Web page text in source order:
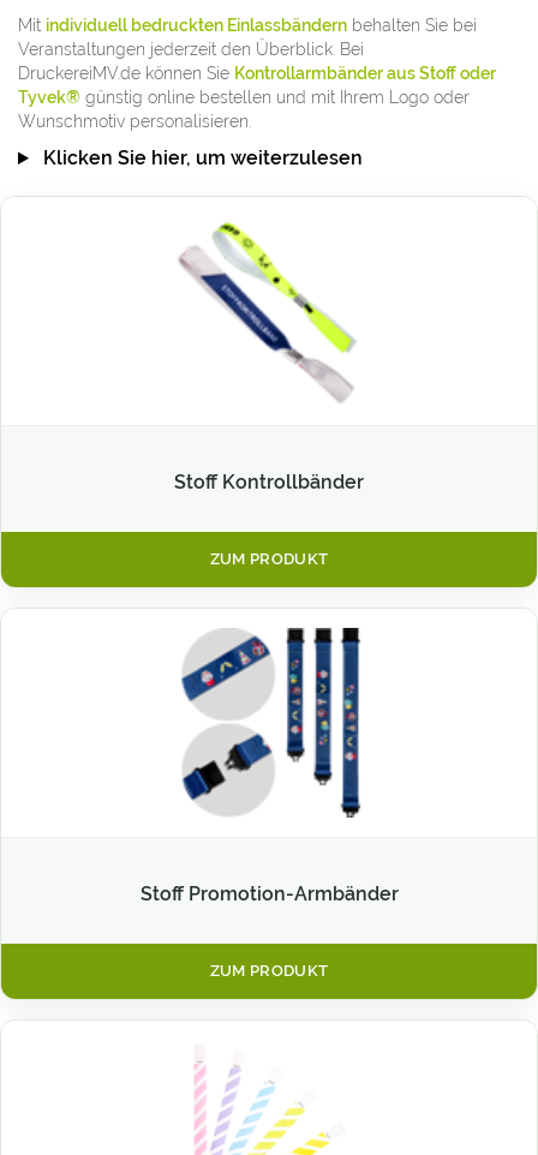
Mit individuell bedruckten Einlassbändern behalten Sie bei
Veranstaltungen jederzeit den Überblick. Bei
DruckereiMV.de können Sie Kontrollarmbänder aus Stoff oder
Tyvek® günstig online bestellen und mit Ihrem Logo oder
Wunschmotiv personalisieren.
Klicken Sie hier, um weiterzulesen
Stoff Kontrollbänder
ZUM PRODUKT
Stoff Promotion-Armbänder
ZUM PRODUKT